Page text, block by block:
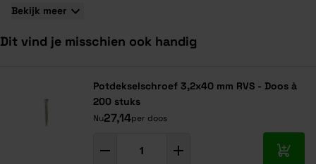
Bekijk meer
Dit vind je misschien ook handig
Potdekselschroef 3,2x40 mm RVS - Doos à
200 stuks
Nu27,14per doos
In